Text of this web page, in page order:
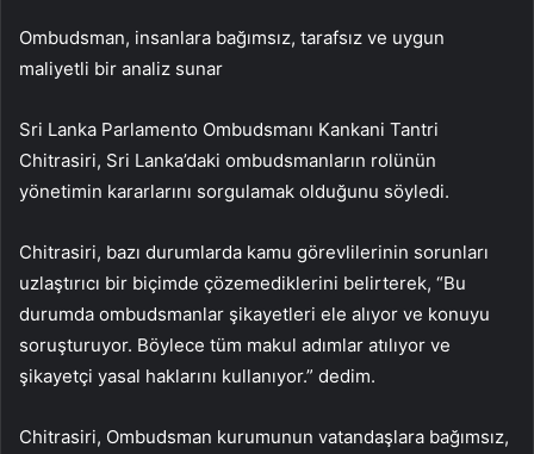
Ombudsman, insanlara bağımsız, tarafsız ve uygun
maliyetli bir analiz sunar
Sri Lanka Parlamento Ombudsmanı Kankani Tantri
Chitrasiri, Sri Lanka’daki ombudsmanların rolünün
yönetimin kararlarını sorgulamak olduğunu söyledi.
Chitrasiri, bazı durumlarda kamu görevlilerinin sorunları
uzlaştırıcı bir biçimde çözemediklerini belirterek, “Bu
durumda ombudsmanlar şikayetleri ele alıyor ve konuyu
soruşturuyor. Böylece tüm makul adımlar atılıyor ve
şikayetçi yasal haklarını kullanıyor.” dedim.
Chitrasiri, Ombudsman kurumunun vatandaşlara bağımsız,